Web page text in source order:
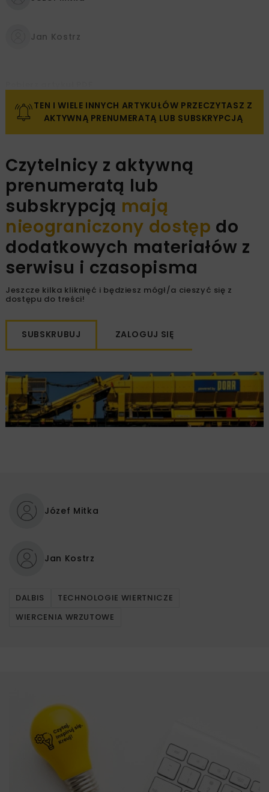
Jan Kostrz
TEN I WIELE INNYCH ARTYKUŁÓW PRZECZYTASZ Z
AKTYWNĄ PRENUMERATĄ LUB SUBSKRYPCJĄ
Czytelnicy z aktywną
prenumeratą lub
subskrypcją mają
nieograniczony dostęp do
dodatkowych materiałów z
serwisu i czasopisma
Jeszcze kilka kliknięć i będziesz mógł/a cieszyć się z
dostępu do treści!
SUBSKRUBUJ ZALOGUJ SIĘ
Józef Mitka
Jan Kostrz
DALBIS
TECHNOLOGIE WIERTNICZE
WIERCENIA WRZUTOWE